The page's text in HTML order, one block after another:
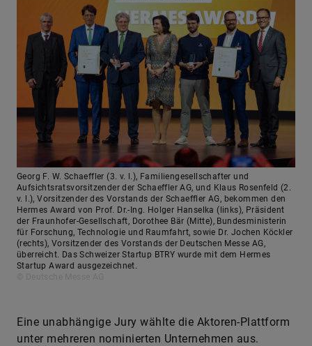
Georg F. W. Schaeffler (3. v. l.), Familiengesellschafter und
Aufsichtsratsvorsitzender der Schaeffler AG, und Klaus Rosenfeld (2.
v. l.), Vorsitzender des Vorstands der Schaeffler AG, bekommen den
Hermes Award von Prof. Dr.-Ing. Holger Hanselka (links), Präsident
der Fraunhofer-Gesellschaft, Dorothee Bär (Mitte), Bundesministerin
für Forschung, Technologie und Raumfahrt, sowie Dr. Jochen Köckler
(rechts), Vorsitzender des Vorstands der Deutschen Messe AG,
überreicht. Das Schweizer Startup BTRY wurde mit dem Hermes
Startup Award ausgezeichnet.
Eine unabhängige Jury wählte die Aktoren-Plattform
unter mehreren nominierten Unternehmen aus.